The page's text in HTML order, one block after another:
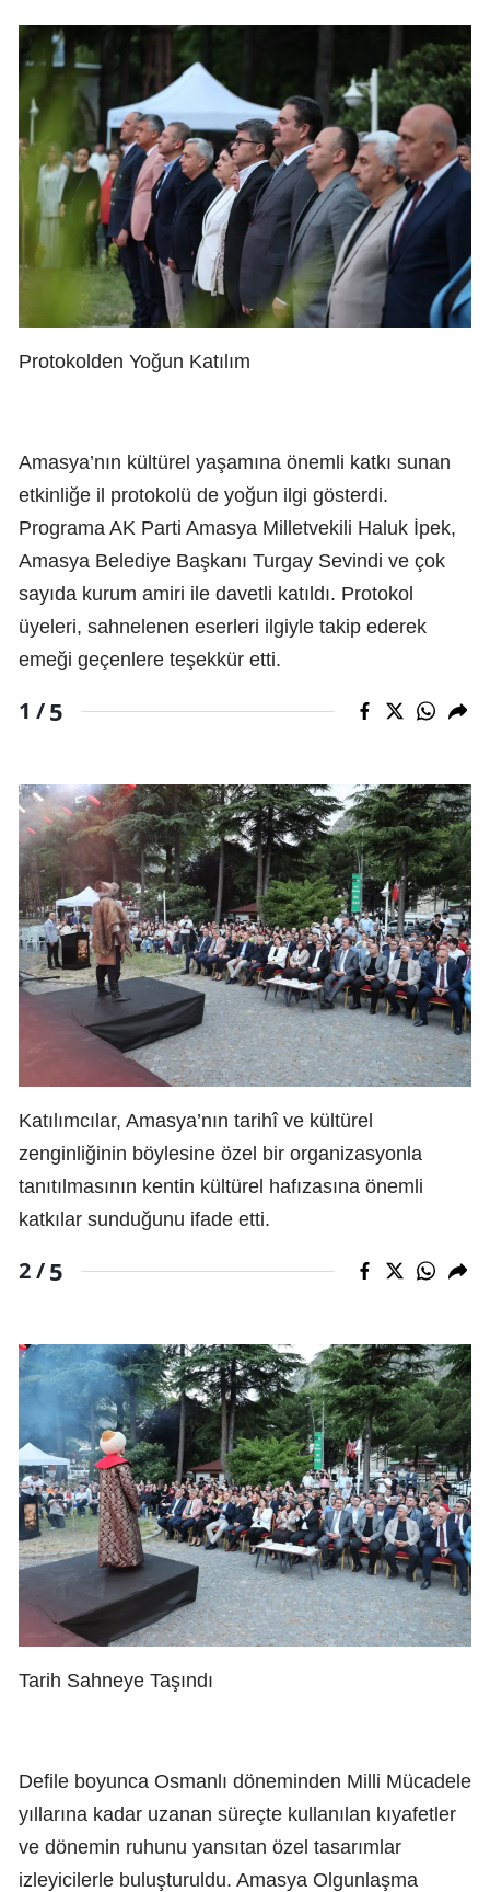
Protokolden Yoğun Katılım
Amasya’nın kültürel yaşamına önemli katkı sunan
etkinliğe il protokolü de yoğun ilgi gösterdi.
Programa AK Parti Amasya Milletvekili Haluk İpek,
Amasya Belediye Başkanı Turgay Sevindi ve çok
sayıda kurum amiri ile davetli katıldı. Protokol
üyeleri, sahnelenen eserleri ilgiyle takip ederek
emeği geçenlere teşekkür etti.
1 /5
Katılımcılar, Amasya’nın tarihî ve kültürel
zenginliğinin böylesine özel bir organizasyonla
tanıtılmasının kentin kültürel hafızasına önemli
katkılar sunduğunu ifade etti.
2 /5
Tarih Sahneye Taşındı
Defile boyunca Osmanlı döneminden Milli Mücadele
yıllarına kadar uzanan süreçte kullanılan kıyafetler
ve dönemin ruhunu yansıtan özel tasarımlar
izleyicilerle buluşturuldu. Amasya Olgunlaşma